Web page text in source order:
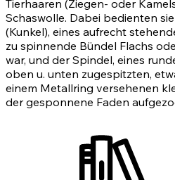
Tierhaaren (Ziegen- oder
Schaswolle. Dabei bedienten
(Kunkel), eines aufrecht
zu spinnende Bündel Flachs
war, und der Spindel, eines
oben u. unten zugespitzten,
einem Metallring versehenen
der gesponnene Faden